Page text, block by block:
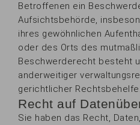
Betroffenen ein
Aufsichtsbehörde,
ihres gewöhnlichen
oder des Orts des
Beschwerderecht besteht
anderweitiger
gerichtlicher Rechtsbehelfe.
Recht auf
Sie haben das Recht,